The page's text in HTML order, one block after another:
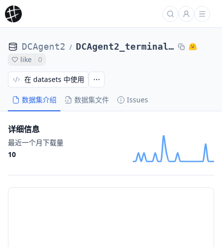
DCAgent2 / DCAgent2_terminal_bench_2_DCAgent_r2egymGPT5CodexPassed-nl2bash-bugsseq_Qwen3-81a86f3f4
like 0
数据集介绍 数据集文件 Issues
在 datasets 中使用
详细信息
最近一个月下载量
10